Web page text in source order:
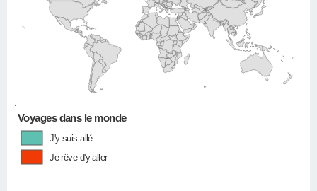
•
Voyages dans le monde
J'y suis allé
Je rêve d'y aller